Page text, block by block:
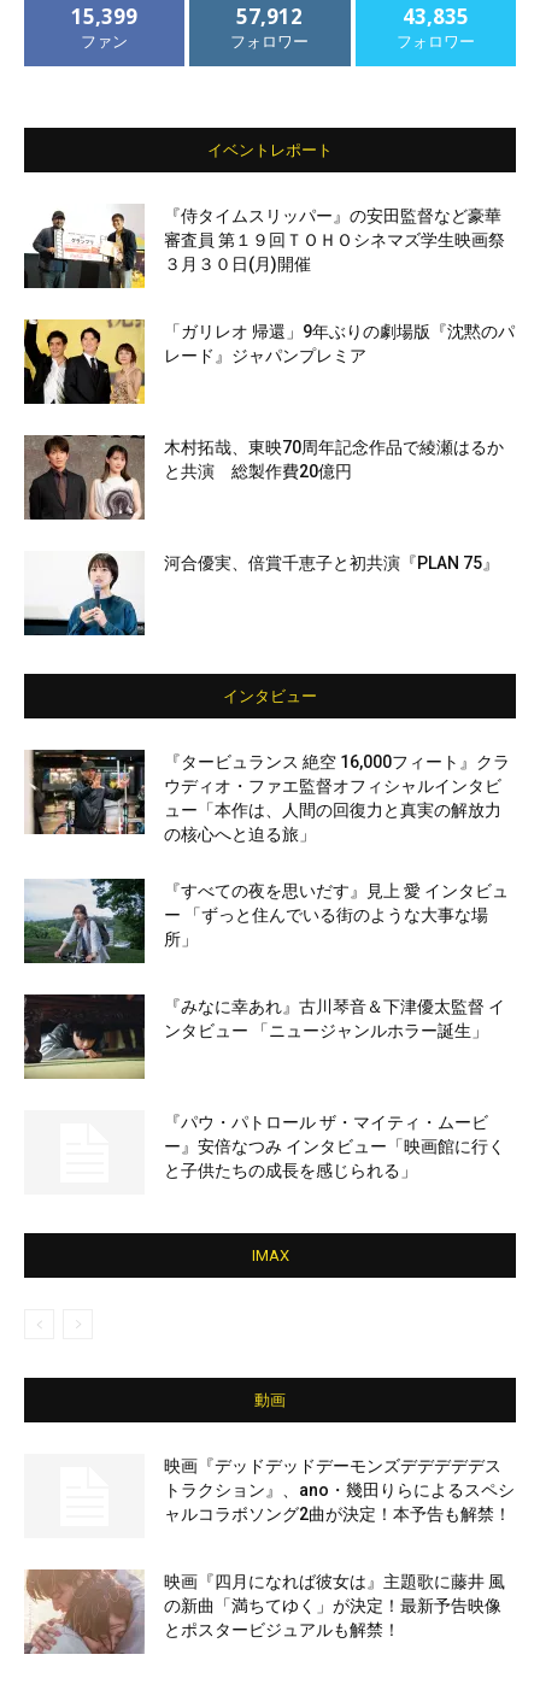
15,399
ファン
57,912
フォロワー
43,835
フォロワー
イベントレポート
『侍タイムスリッパー』の安田監督など豪華
審査員 第１９回ＴＯＨＯシネマズ学生映画祭
３月３０日(月)開催
「ガリレオ 帰還」9年ぶりの劇場版『沈黙のパ
レード』ジャパンプレミア
木村拓哉、東映70周年記念作品で綾瀬はるか
と共演 総製作費20億円
河合優実、倍賞千恵子と初共演『PLAN 75』
インタビュー
『タービュランス 絶空 16,000フィート』クラ
ウディオ・ファエ監督オフィシャルインタビ
ュー「本作は、人間の回復力と真実の解放力
の核心へと迫る旅」
『すべての夜を思いだす』見上 愛 インタビュ
ー 「ずっと住んでいる街のような大事な場
所」
『みなに幸あれ』古川琴音＆下津優太監督 イ
ンタビュー 「ニュージャンルホラー誕生」
『パウ・パトロール ザ・マイティ・ムービ
ー』安倍なつみ インタビュー「映画館に行く
と子供たちの成長を感じられる」
IMAX
動画
映画『デッドデッドデーモンズデデデデデス
トラクション』、ano・幾田りらによるスペシ
ャルコラボソング2曲が決定！本予告も解禁！
映画『四月になれば彼女は』主題歌に藤井 風
の新曲「満ちてゆく」が決定！最新予告映像
とポスタービジュアルも解禁！